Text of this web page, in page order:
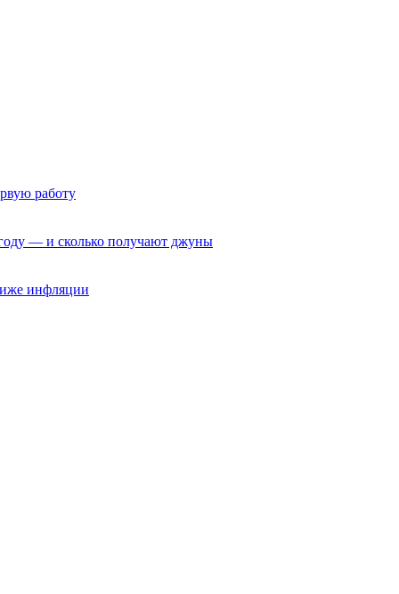
работу
— и сколько получают джуны
инфляции